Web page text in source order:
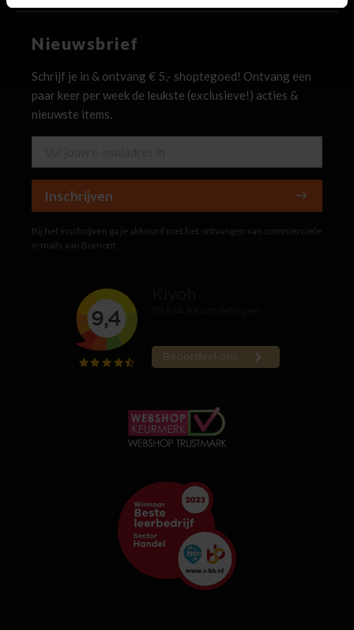
Nieuwsbrief
Schrijf je in & ontvang € 5,- shoptegoed! Ontvang een
paar keer per week de leukste (exclusieve!) acties &
nieuwste items.
Inschrijven
Bij het inschrijven ga je akkoord met het ontvangen van commerciële
e-mails van Bomont.